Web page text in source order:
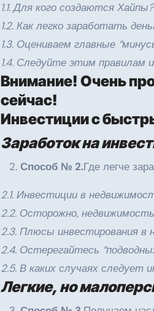
1.1. Для кого создаются Хайпы?
1.2. Как легко заработать
1.3. Оцениваем главные
1.4. Следуйте этим правилам
Внимание! Очень
сейчас!
Инвестиции с
Заработок на
Способ № 2.Где легче
2.1. Инвестиции в
2.2. Осторожно,
2.3. Плюсы инвестирования в
2.4. Остерегайтесь
2.5. В каких случаях следует
Легкие, но